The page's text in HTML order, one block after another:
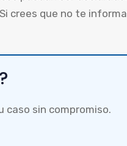
crees que no te
caso sin compromiso.